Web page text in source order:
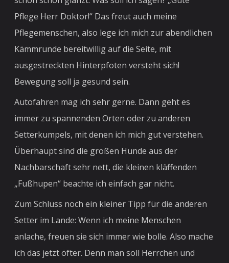
Pflege Herr Doktor!“ Das freut auch meine
Pflegemenschen, also lege ich mich zur abendlichen
Kämmrunde bereitwillig auf die Seite, mit
ausgestreckten Hinterpfoten versteht sich!
Bewegung soll ja gesund sein.
Autofahren mag ich sehr gerne. Dann geht es
immer zu spannenden Orten oder zu anderen
Setterkumpels, mit denen ich mich gut verstehen.
Überhaupt sind die großen Hunde aus der
Nachbarschaft sehr nett, die kleinen kläffenden
„Fußhupen“ beachte ich einfach gar nicht.
Zum Schluss noch ein kleiner Tipp für die anderen
Setter im Lande: Wenn ich meine Menschen
anlache, freuen sie sich immer wie bolle. Also mache
ich das jetzt öfter. Denn man soll Herrchen und